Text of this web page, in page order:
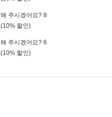
주시겠어요? 8
(10% 할인)
주시겠어요? 6
(10% 할인)